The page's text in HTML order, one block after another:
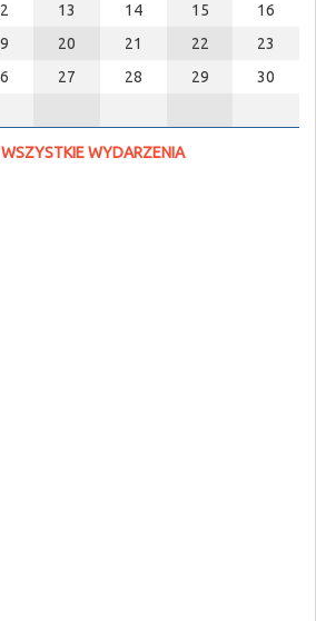
13 14 15
16
20 21 22
23
27 28 29
30
WYDARZENIA